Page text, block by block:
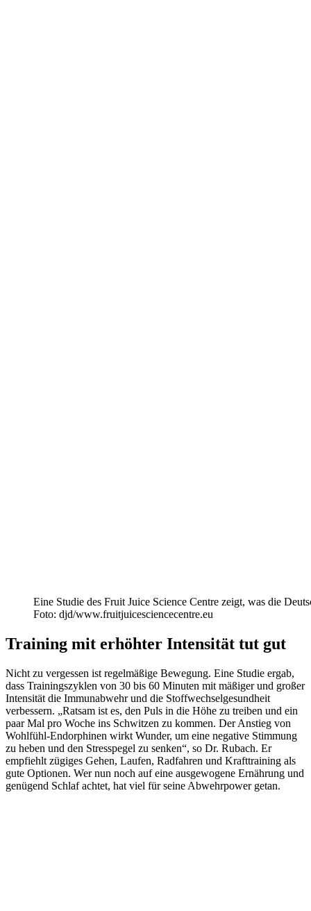
Eine Studie des Fruit Juice Science Centre zeigt, was die
Foto: djd/www.fruitjuicesciencecentre.eu
Training mit erhöhter Intensität tut gut
Nicht zu vergessen ist regelmäßige Bewegung. Eine Studie ergab,
dass Trainingszyklen von 30 bis 60 Minuten mit mäßiger und großer
Intensität die Immunabwehr und die Stoffwechselgesundheit
verbessern. „Ratsam ist es, den Puls in die Höhe zu treiben und ein
paar Mal pro Woche ins Schwitzen zu kommen. Der Anstieg von
Wohlfühl-Endorphinen wirkt Wunder, um eine negative Stimmung
zu heben und den Stresspegel zu senken“, so Dr. Rubach. Er
empfiehlt zügiges Gehen, Laufen, Radfahren und Krafttraining als
gute Optionen. Wer nun noch auf eine ausgewogene Ernährung und
genügend Schlaf achtet, hat viel für seine Abwehrpower getan.